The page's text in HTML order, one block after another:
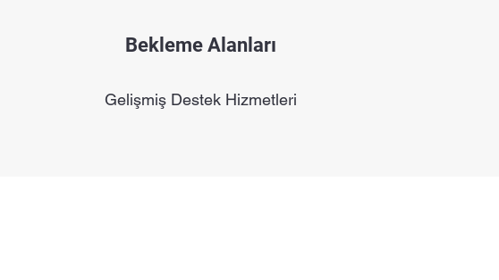
Bekleme Alanları
Gelişmiş Destek Hizmetleri